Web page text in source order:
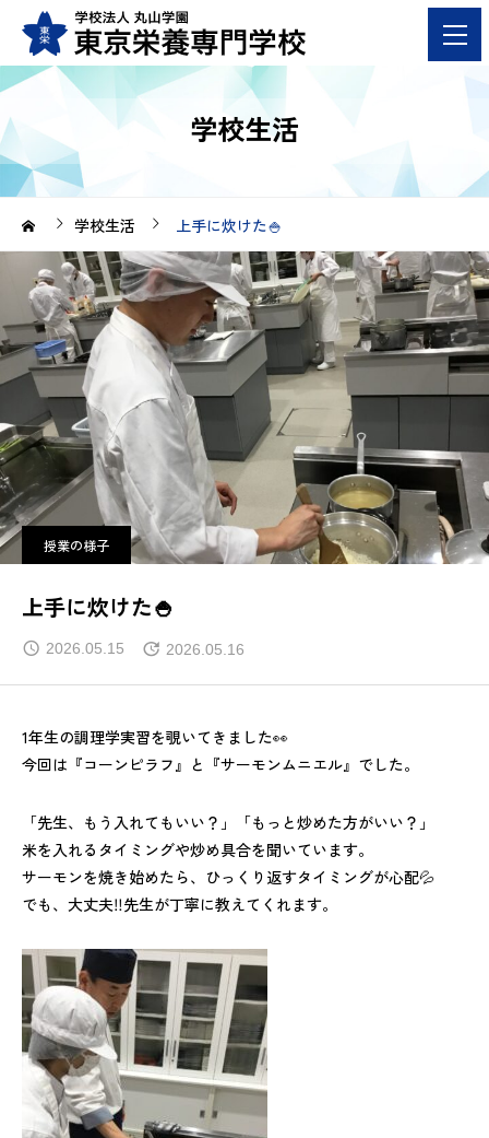
学校生活
学校生活 上手に炊けた🍚
授業の様子
上手に炊けた🍚
2026.05.15 2026.05.16
1年生の調理学実習を覗いてきました👀
今回は『コーンピラフ』と『サーモンムニエル』でした。
「先生、もう入れてもいい？」「もっと炒めた方がいい？」
米を入れるタイミングや炒め具合を聞いています。
サーモンを焼き始めたら、ひっくり返すタイミングが心配💦
でも、大丈夫‼先生が丁寧に教えてくれます。